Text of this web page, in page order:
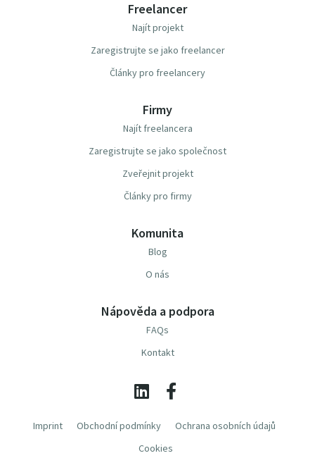
Freelancer
Najít projekt
Zaregistrujte se jako freelancer
Články pro freelancery
Firmy
Najít freelancera
Zaregistrujte se jako společnost
Zveřejnit projekt
Články pro firmy
Komunita
Blog
O nás
Nápověda a podpora
FAQs
Kontakt
Imprint Obchodní podmínky
Ochrana osobních údajů
Cookies